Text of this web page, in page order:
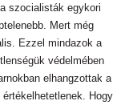
szocialisták egykori
Mert még
Ezzel mindazok a
védelmében
elhangzottak a
Hogy